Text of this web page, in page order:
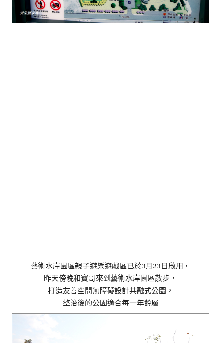
藝術水岸園區親子遊樂遊戲區已於3月23日啟用，
昨天傍晚和寶哥來到藝術水岸園區散步，
打造友善空間無障礙設計共融式公園，
整治後的公園適合每一年齡層